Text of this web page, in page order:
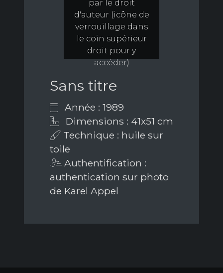
par le droit
d'auteur (icône de
verrouillage dans
le coin supérieur
droit pour y
accéder)
Sans titre
Année : 1989
Dimensions : 41x51 cm
Technique : huile sur
toile
Authentification :
authentication sur photo
de Karel Appel